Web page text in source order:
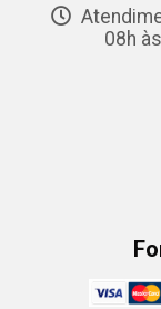
08h